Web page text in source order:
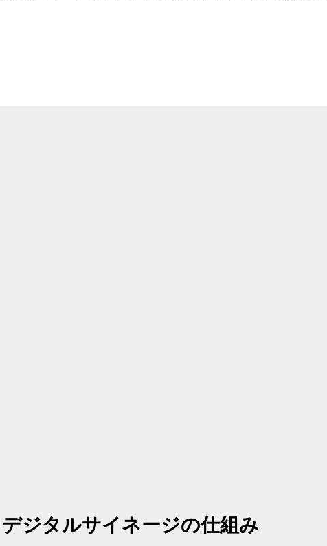
デジタルサイネージの仕組み